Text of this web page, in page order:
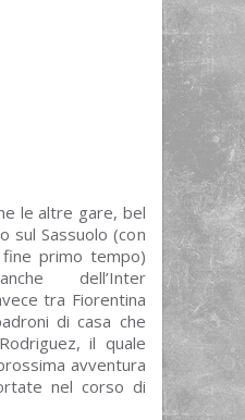
le altre gare, bel
sul Sassuolo (con
primo tempo)
dell’Inter
tra Fiorentina
di casa che
il quale
avventura
nel corso di